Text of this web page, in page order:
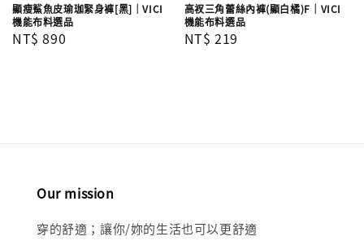
顯瘦鯊魚皮瑜珈緊身褲[黑]｜VICI
機能布料選品
Regular
NT$ 890
高衩三角蕾絲內褲(顯白橘)F｜VICI
機能布料選品
Regular
NT$ 219
Our mission
穿的舒適；讓你/妳的生活也可以更舒適